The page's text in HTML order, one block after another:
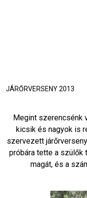
JÁRŐRVERSENY 2013
Megint szerencsénk
kicsik és nagyok is
szervezett
próbára tette a szülők
magát, és a